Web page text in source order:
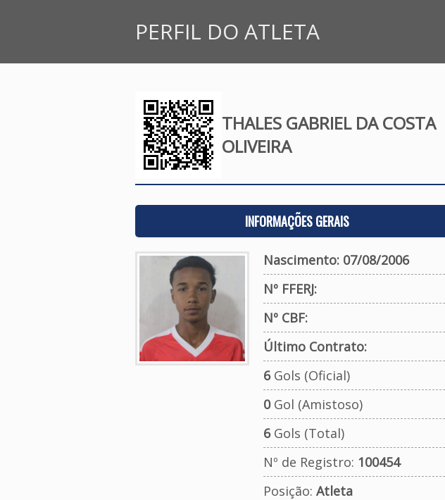
PERFIL DO ATLETA
THALES GABRIEL DA COSTA
OLIVEIRA
INFORMAÇÕES GERAIS
Nascimento: 07/08/2006
Nº FFERJ:
Nº CBF:
Último Contrato:
6Gols (Oficial)
0Gol (Amistoso)
6Gols (Total)
Nº de Registro: 100454
Posição: Atleta